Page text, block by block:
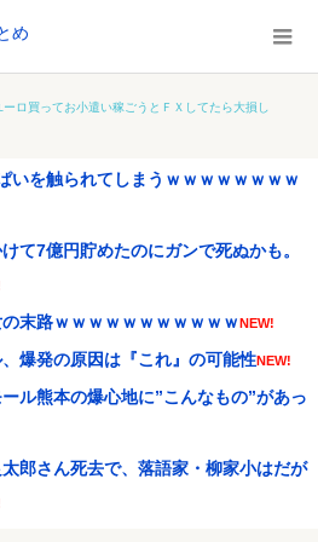
め
ロ買ってお小遣い稼ごうとＦＸしてたら大損し
いを触られてしまうｗｗｗｗｗｗｗｗ
て7億円貯めたのにガンで死ぬかも。
末路ｗｗｗｗｗｗｗｗｗｗｗNEW!
、爆発の原因は『これ』の可能性NEW!
ル熊本の爆心地に”こんなもの”があっ
郎さん死去で、落語家・柳家小はだが